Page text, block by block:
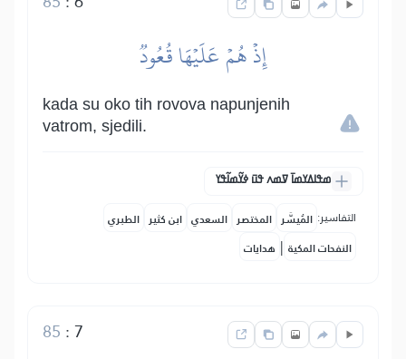
إِذۡ هُمۡ عَلَيۡهَا قُعُودٞ
kada su oko tih rovova napunjenih
vatrom, sjedili.
ߘߟߊߡߌߘߊ߫ ߜߘߍ ߟߎ߫ ߦߌ߬ߘߊ߬ߟߌ
التفاسير: المُيسَّر المختصر السعدي ابن كثير الطبري
النفحات المكية | هدايات
7
:
85